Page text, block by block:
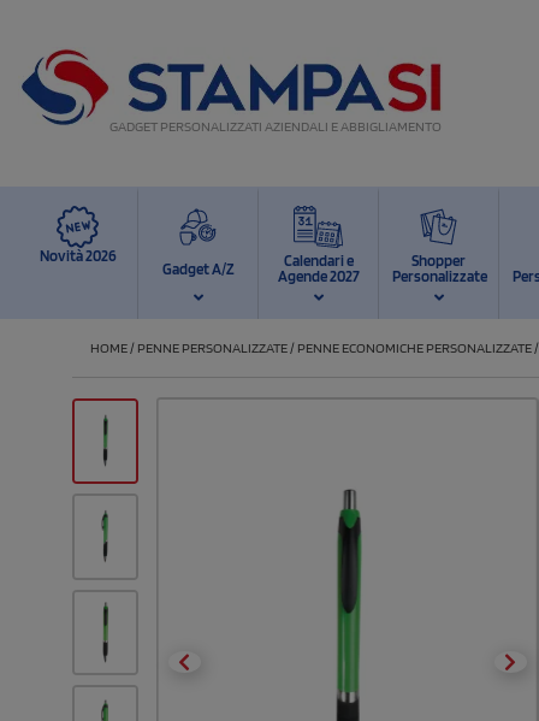
GADGET PERSONALIZZATI AZIENDALI E ABBIGLIAMENTO
Novità 2026
Gadget A/Z
Calendari e
Agende 2027
Shopper
Personalizzate
HOME / PENNE PERSONALIZZATE / PENNE ECONOMICHE PERSONALIZZATE